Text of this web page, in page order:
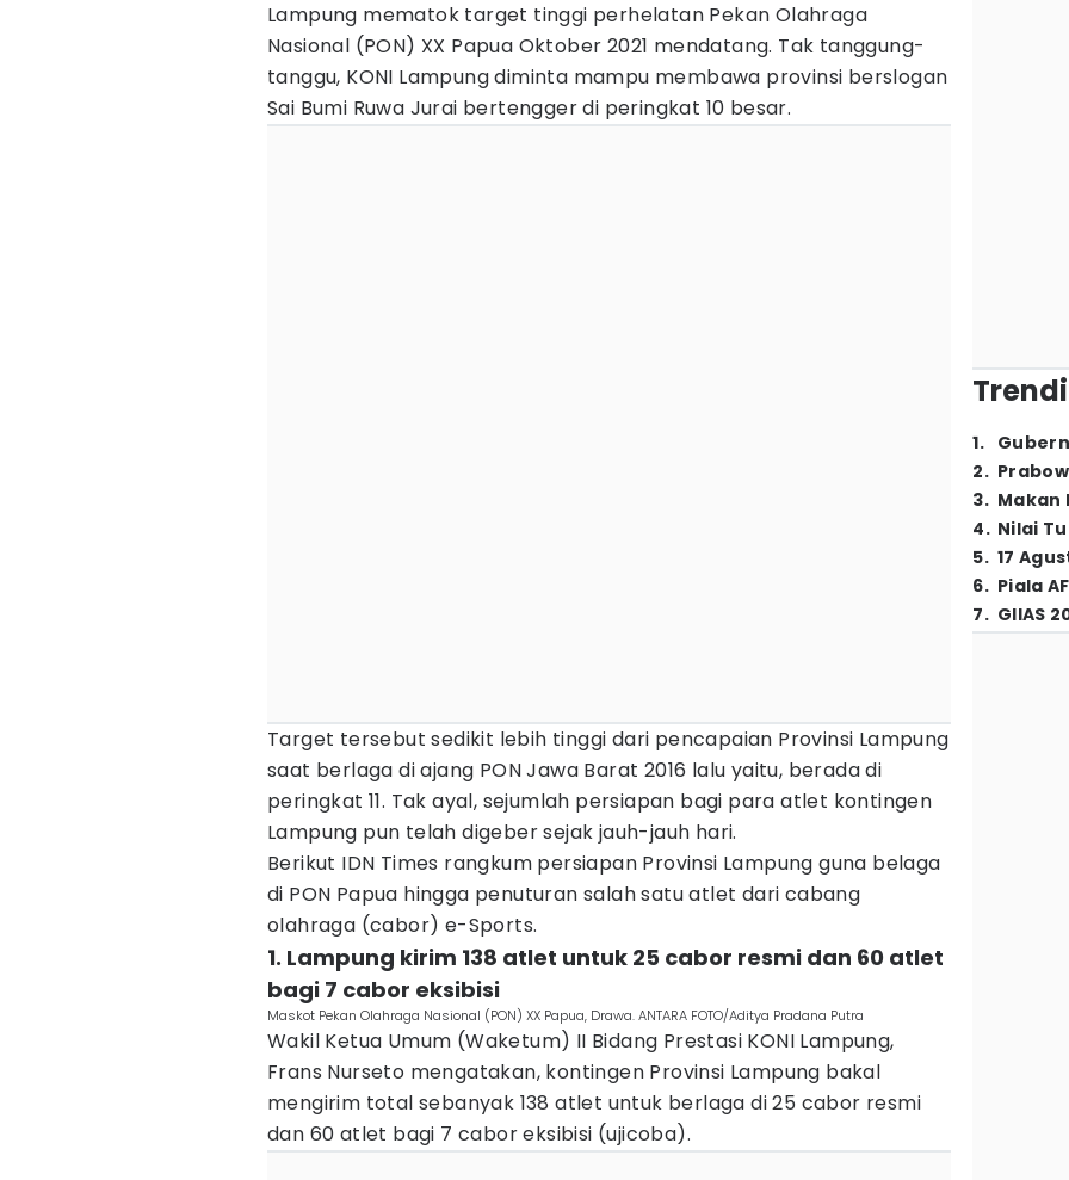
Lampung mematok target tinggi perhelatan Pekan Olahraga
Nasional (PON) XX Papua Oktober 2021 mendatang. Tak tanggung-
tanggu, KONI Lampung diminta mampu membawa provinsi berslogan
Sai Bumi Ruwa Jurai bertengger di peringkat 10 besar.
Target tersebut sedikit lebih tinggi dari pencapaian Provinsi Lampung
saat berlaga di ajang PON Jawa Barat 2016 lalu yaitu, berada di
peringkat 11. Tak ayal, sejumlah persiapan bagi para atlet kontingen
Lampung pun telah digeber sejak jauh-jauh hari.
Berikut IDN Times rangkum persiapan Provinsi Lampung guna belaga
di PON Papua hingga penuturan salah satu atlet dari cabang
olahraga (cabor) e-Sports.
1. Lampung kirim 138 atlet untuk 25 cabor resmi dan 60 atlet
bagi 7 cabor eksibisi
Maskot Pekan Olahraga Nasional (PON) XX Papua, Drawa. ANTARA FOTO/Aditya Pradana Putra
Wakil Ketua Umum (Waketum) II Bidang Prestasi KONI Lampung,
Frans Nurseto mengatakan, kontingen Provinsi Lampung bakal
mengirim total sebanyak 138 atlet untuk berlaga di 25 cabor resmi
dan 60 atlet bagi 7 cabor eksibisi (ujicoba).
1.
2.
3. Makan
4. Nilai
5. 17
6. Piala
7. GIIAS